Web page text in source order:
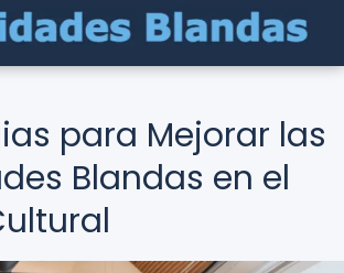
para Mejorar las
Blandas en el